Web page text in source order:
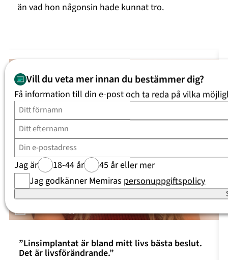
än vad hon någonsin hade kunnat tro.
”Linsimplantat är bland mitt livs bästa beslut.
Det är livsförändrande.”
Vill du veta mer innan du bestämmer dig?
Få information till din e-post och ta reda på vilka
Jag är 18-44 år
45 år eller mer
Jag godkänner Memiras personuppgiftspolicy